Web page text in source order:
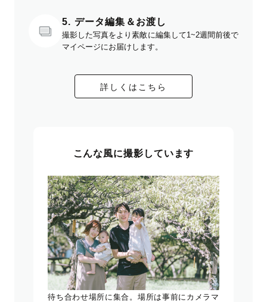
5. データ編集＆お渡し
撮影した写真をより素敵に編集して1~2週間前後で
マイページにお届けします。
詳しくはこちら
こんな風に撮影しています
待ち合わせ場所に集合。場所は事前にカメラマ